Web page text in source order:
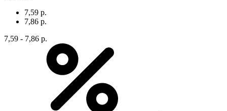
7,59 р.
7,86 р.
7,59 - 7,86 р.